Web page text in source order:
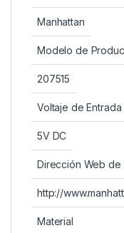
Manhattan
Modelo de
207515
Voltaje de Entrada
5V DC
Dirección Web de
http://
Material